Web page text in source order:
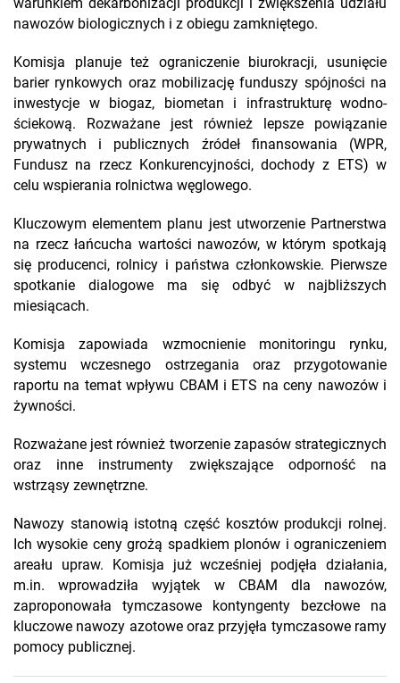
warunkiem dekarbonizacji produkcji i zwiększenia udziału
nawozów biologicznych i z obiegu zamkniętego.
Komisja planuje też ograniczenie biurokracji, usunięcie
barier rynkowych oraz mobilizację funduszy spójności na
inwestycje w biogaz, biometan i infrastrukturę wodno-
ściekową. Rozważane jest również lepsze powiązanie
prywatnych i publicznych źródeł finansowania (WPR,
Fundusz na rzecz Konkurencyjności, dochody z ETS) w
celu wspierania rolnictwa węglowego.
Kluczowym elementem planu jest utworzenie Partnerstwa
na rzecz łańcucha wartości nawozów, w którym spotkają
się producenci, rolnicy i państwa członkowskie. Pierwsze
spotkanie dialogowe ma się odbyć w najbliższych
miesiącach.
Komisja zapowiada wzmocnienie monitoringu rynku,
systemu wczesnego ostrzegania oraz przygotowanie
raportu na temat wpływu CBAM i ETS na ceny nawozów i
żywności.
Rozważane jest również tworzenie zapasów strategicznych
oraz inne instrumenty zwiększające odporność na
wstrząsy zewnętrzne.
Nawozy stanowią istotną część kosztów produkcji rolnej.
Ich wysokie ceny grożą spadkiem plonów i ograniczeniem
areału upraw. Komisja już wcześniej podjęła działania,
m.in. wprowadziła wyjątek w CBAM dla nawozów,
zaproponowała tymczasowe kontyngenty bezcłowe na
kluczowe nawozy azotowe oraz przyjęła tymczasowe ramy
pomocy publicznej.